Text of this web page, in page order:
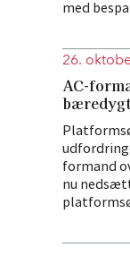
med
26.
AC-
formand
nu